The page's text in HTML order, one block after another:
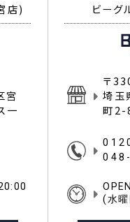
店)
宮
一
ビーグ
〒
埼玉
町2-
(水